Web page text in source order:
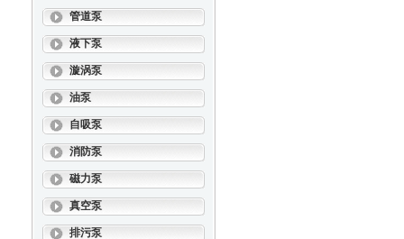
管道泵
液下泵
漩涡泵
油泵
自吸泵
消防泵
磁力泵
真空泵
排污泵